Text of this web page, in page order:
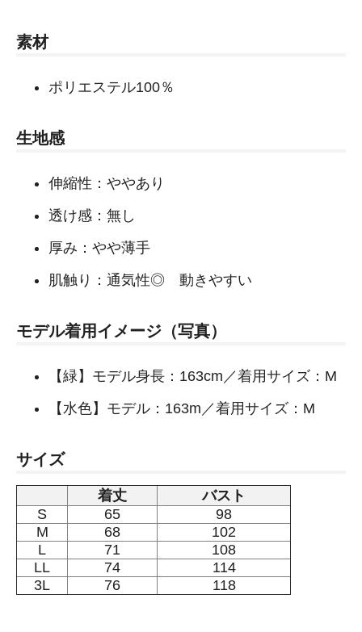
素材
ポリエステル100％
生地感
伸縮性：ややあり
透け感：無し
厚み：やや薄手
肌触り：通気性◎ 動きやすい
モデル着用イメージ（写真）
【緑】モデル身長：163cm／着用サイズ：M
【水色】モデル：163m／着用サイズ：M
サイズ
着丈
バスト
S
65
98
M
68
102
L
71
108
LL
74
114
3L
76 118